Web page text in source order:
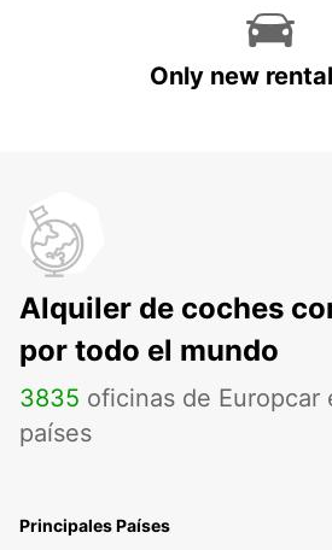
Only new
Alquiler de coches
por todo el mundo
3835 oficinas de Europcar
países
Principales Países